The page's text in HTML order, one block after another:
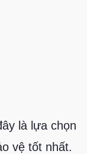
là lựa chọn
vệ tốt nhất.